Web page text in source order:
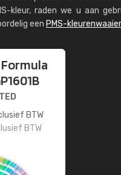
kleur, raden we u aan
een PMS-
BTW
BTW